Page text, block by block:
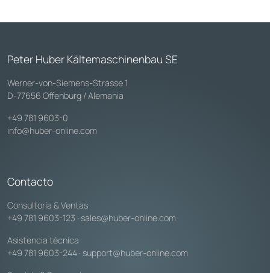
Peter Huber Kältemaschinenbau SE
Werner-von-Siemens-Strasse 1
D-77656 Offenburg / Alemania
+49 781 9603-0
info@huber-online.com
Contacto
Consultoría & Ventas
+49 781 9603-123 · sales@huber-online.com
Asistencia técnica
+49 781 9603-244 · support@huber-online.com